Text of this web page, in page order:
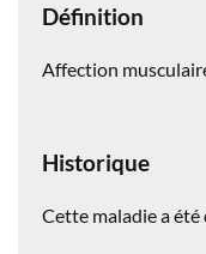
Définition
Affection
Historique
Cette maladie a été